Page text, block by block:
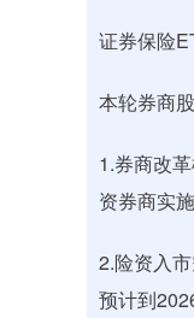
证券保险
本轮券商
1.券商改
资券商实
2.险资入
预计到